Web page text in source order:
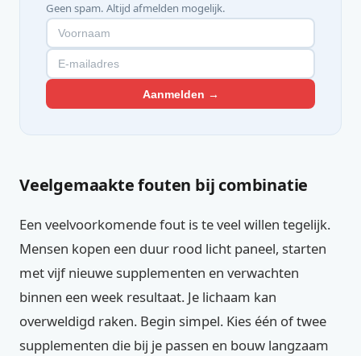
Geen spam. Altijd afmelden mogelijk.
Aanmelden →
Veelgemaakte fouten bij combinatie
Een veelvoorkomende fout is te veel willen tegelijk.
Mensen kopen een duur rood licht paneel, starten
met vijf nieuwe supplementen en verwachten
binnen een week resultaat. Je lichaam kan
overweldigd raken. Begin simpel. Kies één of twee
supplementen die bij je passen en bouw langzaam